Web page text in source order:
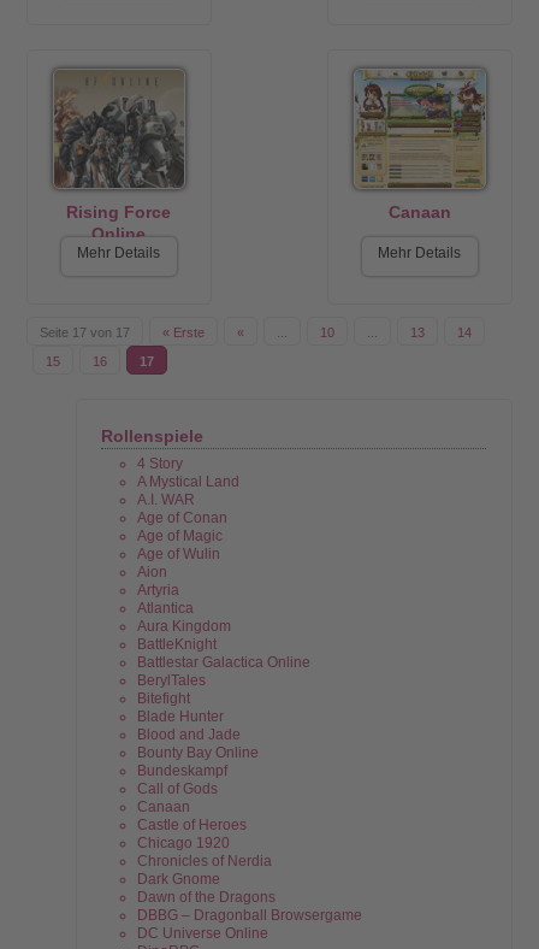
Canaan
Mehr Details
Rising Force
Online
Mehr Details
Seite 17 von 17 « Erste « 10 13
14
15
16 17
Rollenspiele
4 Story
A Mystical Land
A.I. WAR
Age of Conan
Age of Magic
Age of Wulin
Aion
Artyria
Atlantica
Aura Kingdom
BattleKnight
Battlestar Galactica Online
BerylTales
Bitefight
Blade Hunter
Blood and Jade
Bounty Bay Online
Bundeskampf
Call of Gods
Canaan
Castle of Heroes
Chicago 1920
Chronicles of Nerdia
Dark Gnome
Dawn of the Dragons
DBBG – Dragonball Browsergame
DC Universe Online